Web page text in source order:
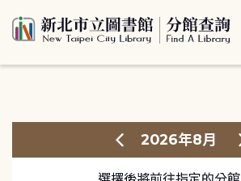
2026年8月